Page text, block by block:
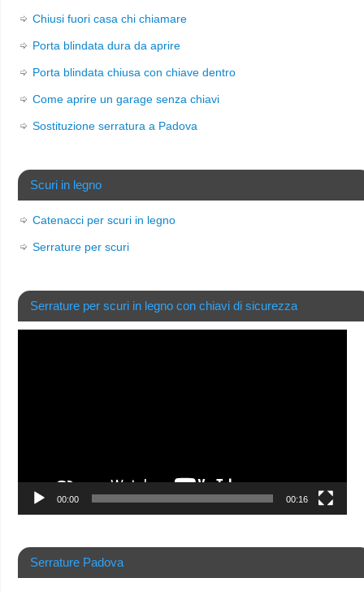
Chiusi fuori casa chi chiamare
Porta blindata dura da aprire
Porta blindata chiusa con chiave dentro
Come aprire un garage senza chiavi
Sostituzione serratura a Padova
Scuri in legno
Catenacci per scuri in legno
Serrature per scuri
Serrature per scuri in legno con chiavi di sicurezza
00:00 00:16
Serrature Padova